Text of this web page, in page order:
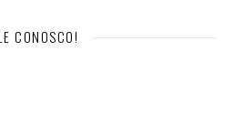
CONOSCO!